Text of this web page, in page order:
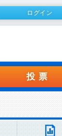
ログイン
投票